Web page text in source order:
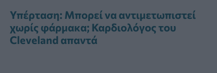
Υπέρταση: Μπορεί να αντιμετωπιστεί
χωρίς φάρμακα; Καρδιολόγος του
Cleveland απαντά